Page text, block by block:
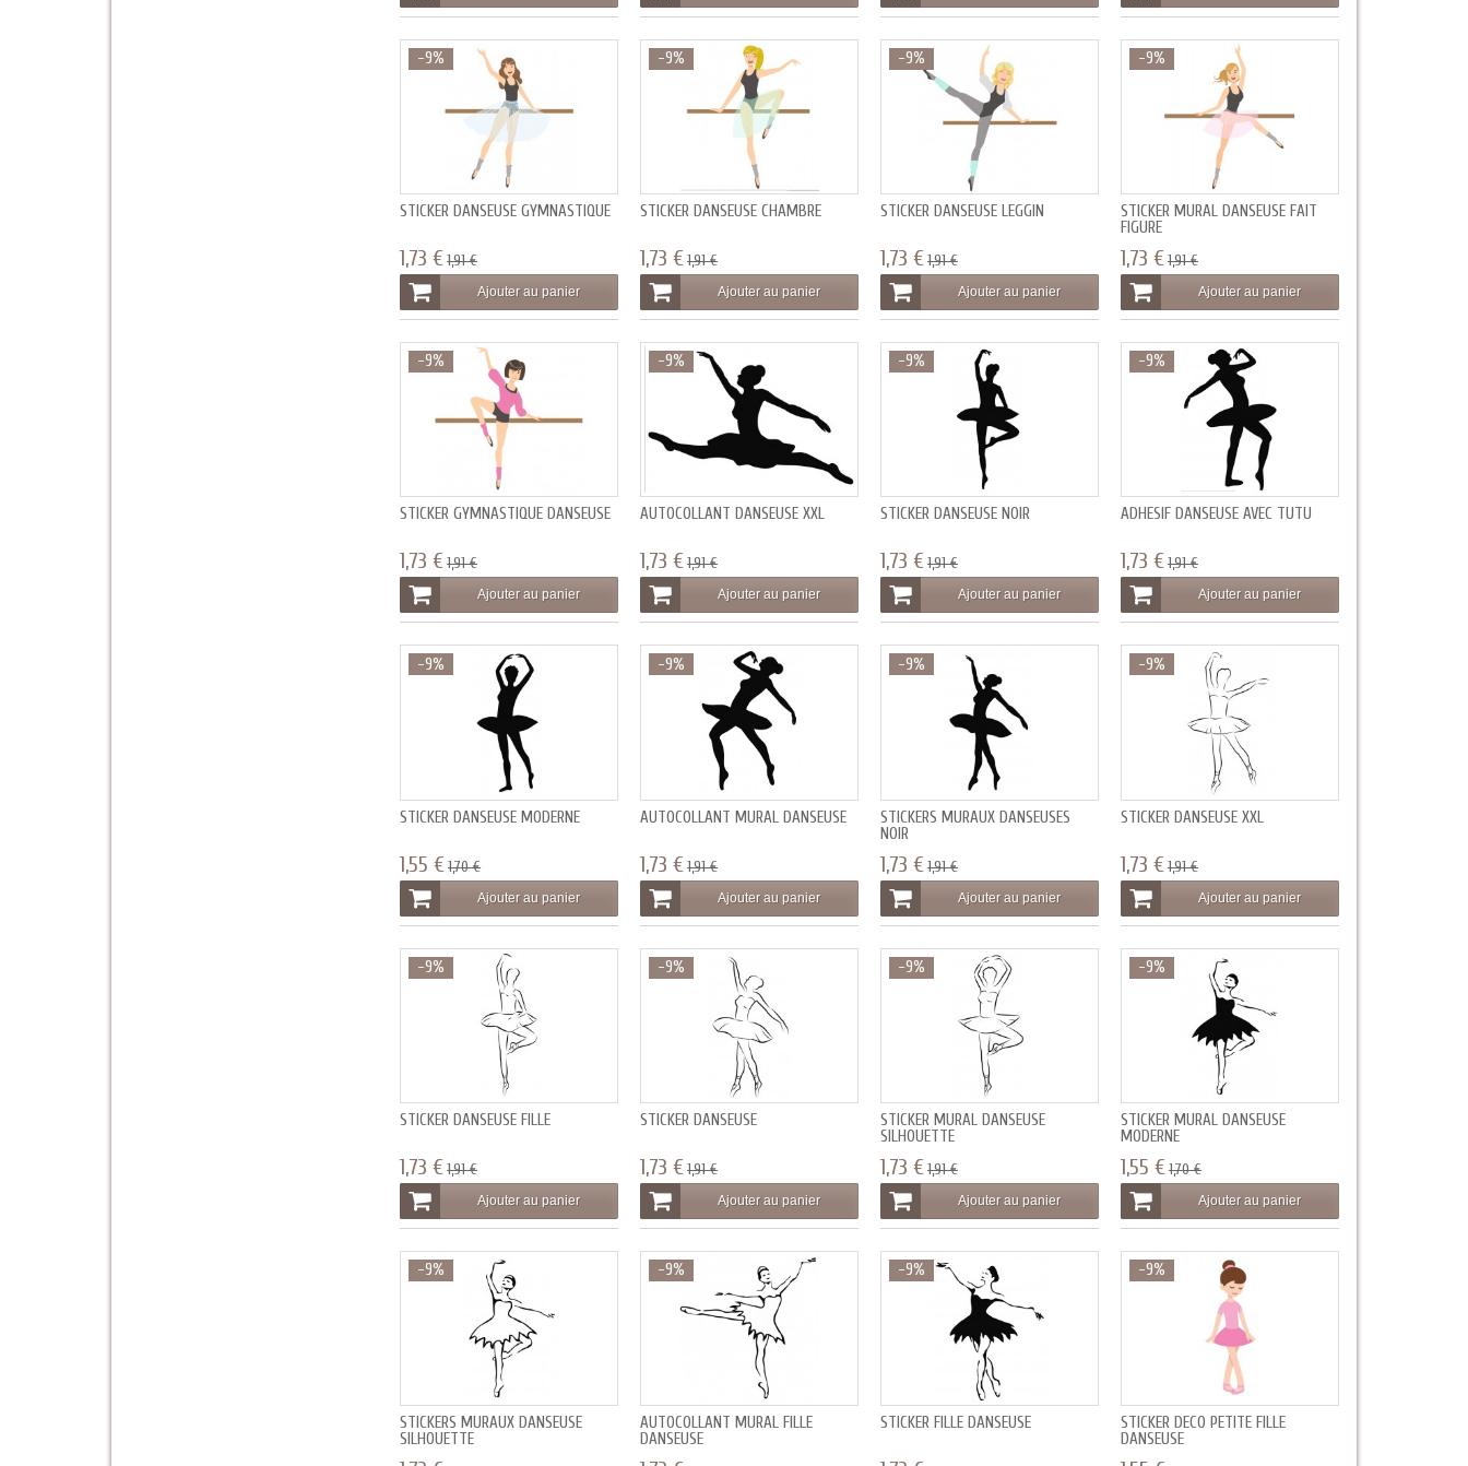
STICKER DANSEUSE GYMNASTIQUE
-9%
1,73 €1,91 €
Ajouter au panier
STICKER DANSEUSE CHAMBRE
-9%
1,73 €1,91 €
Ajouter au panier
STICKER DANSEUSE LEGGIN
-9%
1,73 €1,91 €
Ajouter au panier
STICKER MURAL DANSEUSE FAIT
FIGURE
-9%
1,73 €1,91 €
Ajouter au panier
STICKER GYMNASTIQUE DANSEUSE
-9%
1,73 €1,91 €
Ajouter au panier
AUTOCOLLANT DANSEUSE XXL
-9%
1,73 €1,91 €
Ajouter au panier
STICKER DANSEUSE NOIR
-9%
1,73 €1,91 €
Ajouter au panier
ADHESIF DANSEUSE AVEC TUTU
-9%
1,73 €1,91 €
Ajouter au panier
STICKER DANSEUSE MODERNE
-9%
1,55 €1,70 €
Ajouter au panier
AUTOCOLLANT MURAL DANSEUSE
-9%
1,73 €1,91 €
Ajouter au panier
STICKERS MURAUX DANSEUSES
NOIR
-9%
1,73 €1,91 €
Ajouter au panier
STICKER DANSEUSE XXL
-9%
1,73 €1,91 €
Ajouter au panier
STICKER DANSEUSE FILLE
-9%
1,73 €1,91 €
Ajouter au panier
STICKER DANSEUSE
-9%
1,73 €1,91 €
Ajouter au panier
STICKER MURAL DANSEUSE
SILHOUETTE
-9%
1,73 €1,91 €
Ajouter au panier
STICKER MURAL DANSEUSE
MODERNE
-9%
1,55 €1,70 €
Ajouter au panier
STICKERS MURAUX DANSEUSE
SILHOUETTE
-9%
AUTOCOLLANT MURAL FILLE
DANSEUSE
-9%
STICKER FILLE DANSEUSE
-9%
STICKER DECO PETITE FILLE
DANSEUSE
-9%